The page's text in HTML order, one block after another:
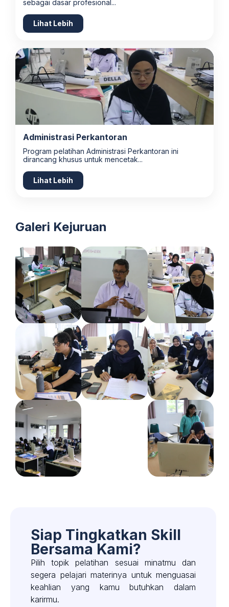
sebagai dasar profesional...
Lihat Lebih
Administrasi Perkantoran
Program pelatihan Administrasi Perkantoran ini
dirancang khusus untuk mencetak...
Lihat Lebih
Galeri Kejuruan
Siap Tingkatkan Skill
Bersama Kami?
Pilih topik pelatihan sesuai minatmu dan
segera pelajari materinya untuk menguasai
keahlian yang kamu butuhkan dalam
karirmu.